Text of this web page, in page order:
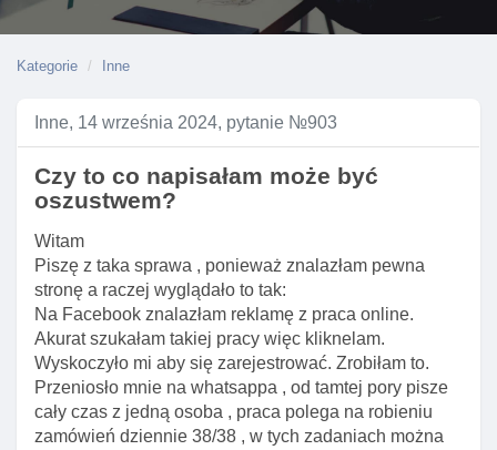
Kategorie Inne
Inne, 14 września 2024, pytanie №903
Czy to co napisałam może być
oszustwem?
Witam
Piszę z taka sprawa , ponieważ znalazłam pewna
stronę a raczej wyglądało to tak:
Na Facebook znalazłam reklamę z praca online.
Akurat szukałam takiej pracy więc kliknelam.
Wyskoczyło mi aby się zarejestrować. Zrobiłam to.
Przeniosło mnie na whatsappa , od tamtej pory pisze
cały czas z jedną osoba , praca polega na robieniu
zamówień dziennie 38/38 , w tych zadaniach można